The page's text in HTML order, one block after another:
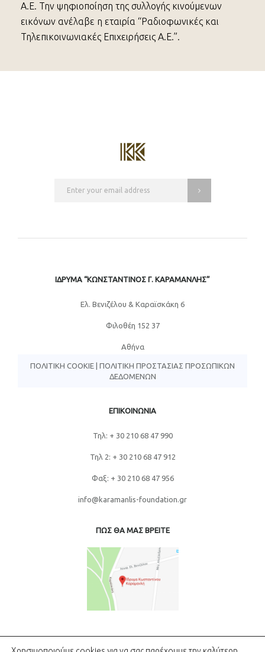
A.E. Την ψηφιοποίηση της συλλογής κινούμενων
εικόνων ανέλαβε η εταιρία “Ραδιοφωνικές και
Τηλεπικοινωνιακές Επιχειρήσεις Α.Ε.”.
ΙΔΡΥΜΑ “ΚΩΝΣΤΑΝΤΙΝΟΣ Γ. ΚΑΡΑΜΑΝΛΗΣ”
Eλ. Βενιζέλου & Καραϊσκάκη 6
Φιλοθέη 152 37
Αθήνα
ΠΟΛΙΤΙΚΉ COOKIE | ΠΟΛΙΤΙΚΉ ΠΡΟΣΤΑΣΊΑΣ ΠΡΟΣΩΠΙΚΏΝ
ΔΕΔΟΜΈΝΩΝ
ΕΠΙΚΟΙΝΩΝΙΑ
Τηλ: + 30 210 68 47 990
Τηλ 2: + 30 210 68 47 912
Φαξ: + 30 210 68 47 956
info@karamanlis-foundation.gr
ΠΩΣ ΘΑ ΜΑΣ ΒΡΕΙΤΕ